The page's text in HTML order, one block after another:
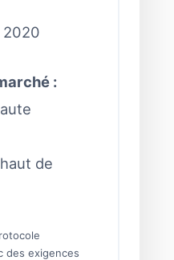
2020
:
de
des exigences